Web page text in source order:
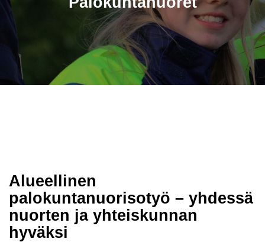
Alueellinen
palokuntanuorisotyö – yhdessä
nuorten ja yhteiskunnan
hyväksi